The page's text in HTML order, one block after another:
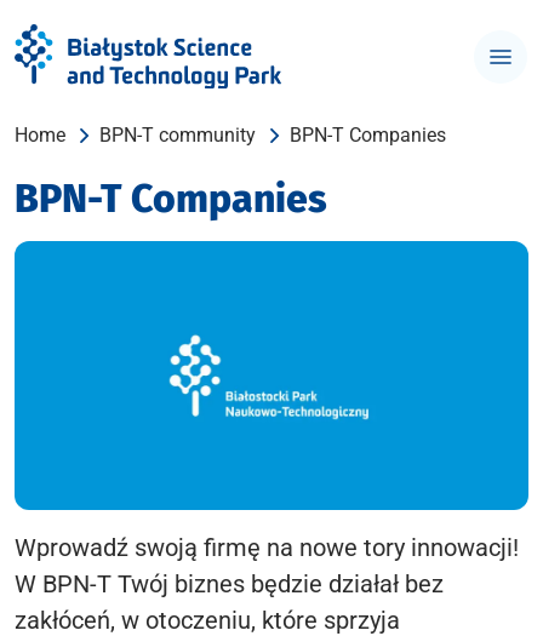
Home BPN-T community BPN-T Companies
BPN-T Companies
Wprowadź swoją firmę na nowe tory innowacji!
W BPN-T Twój biznes będzie działał bez
zakłóceń, w otoczeniu, które sprzyja